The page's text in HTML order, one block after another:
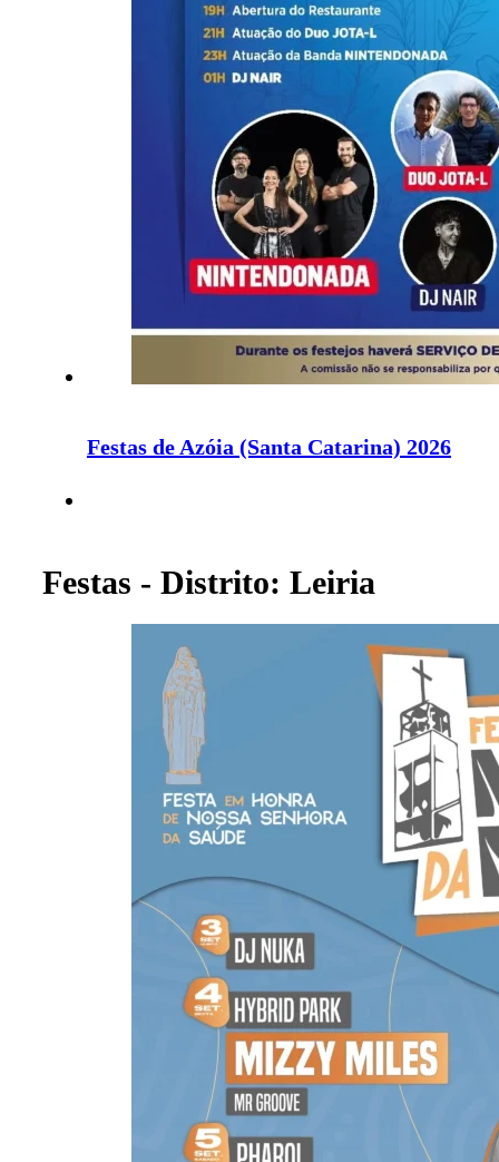
Festas de Azóia (Santa Catarina) 2026
Festas - Distrito: Leiria